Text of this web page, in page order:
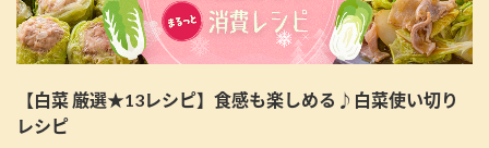
【白菜 厳選★13レシピ】食感も楽しめる♪白菜使い切り
レシピ